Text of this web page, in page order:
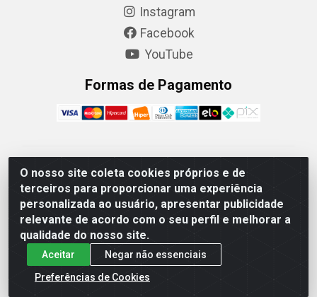
O nosso site coleta cookies próprios e de
terceiros para proporcionar uma experiência
personalizada ao usuário, apresentar publicidade
relevante de acordo com o seu perfil e melhorar a
qualidade do nosso site.
Aceitar
Negar não essenciais
Preferências de Cookies
Instagram
Facebook
YouTube
Formas de Pagamento
Camaquã Distribuidora Ltda - Avenida Conego Luiz W
Hanquet, 1001 - Parque Residencial do Arroio Duro,
Camaquã/RS - CEP 96.789-102 - CNPJ
07.061.124/0001-26